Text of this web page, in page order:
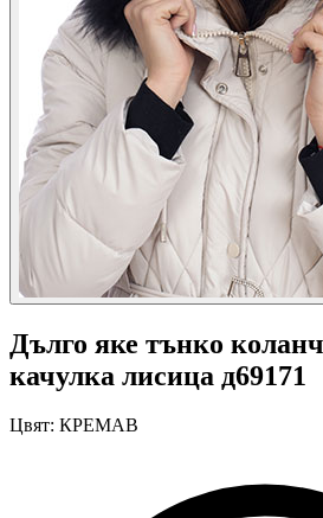
Дълго яке тънко
качулка лисица д69171
Цвят: КРЕМАВ